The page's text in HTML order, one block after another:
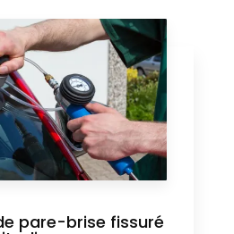
pare-brise fissuré